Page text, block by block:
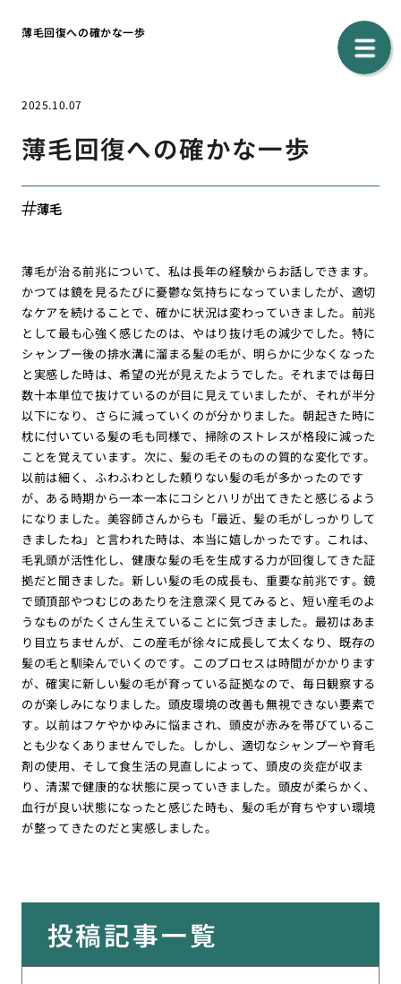
薄毛回復への確かな一歩
2025.10.07
薄毛回復への確かな一歩
薄毛
薄毛が治る前兆について、私は長年の経験からお話しできます。
かつては鏡を見るたびに憂鬱な気持ちになっていましたが、適切
なケアを続けることで、確かに状況は変わっていきました。前兆
として最も心強く感じたのは、やはり抜け毛の減少でした。特に
シャンプー後の排水溝に溜まる髪の毛が、明らかに少なくなった
と実感した時は、希望の光が見えたようでした。それまでは毎日
数十本単位で抜けているのが目に見えていましたが、それが半分
以下になり、さらに減っていくのが分かりました。朝起きた時に
枕に付いている髪の毛も同様で、掃除のストレスが格段に減った
ことを覚えています。次に、髪の毛そのものの質的な変化です。
以前は細く、ふわふわとした頼りない髪の毛が多かったのです
が、ある時期から一本一本にコシとハリが出てきたと感じるよう
になりました。美容師さんからも「最近、髪の毛がしっかりして
きましたね」と言われた時は、本当に嬉しかったです。これは、
毛乳頭が活性化し、健康な髪の毛を生成する力が回復してきた証
拠だと聞きました。新しい髪の毛の成長も、重要な前兆です。鏡
で頭頂部やつむじのあたりを注意深く見てみると、短い産毛のよ
うなものがたくさん生えていることに気づきました。最初はあま
り目立ちませんが、この産毛が徐々に成長して太くなり、既存の
髪の毛と馴染んでいくのです。このプロセスは時間がかかります
が、確実に新しい髪の毛が育っている証拠なので、毎日観察する
のが楽しみになりました。頭皮環境の改善も無視できない要素で
す。以前はフケやかゆみに悩まされ、頭皮が赤みを帯びているこ
とも少なくありませんでした。しかし、適切なシャンプーや育毛
剤の使用、そして食生活の見直しによって、頭皮の炎症が収ま
り、清潔で健康的な状態に戻っていきました。頭皮が柔らかく、
血行が良い状態になったと感じた時も、髪の毛が育ちやすい環境
が整ってきたのだと実感しました。
投稿記事一覧